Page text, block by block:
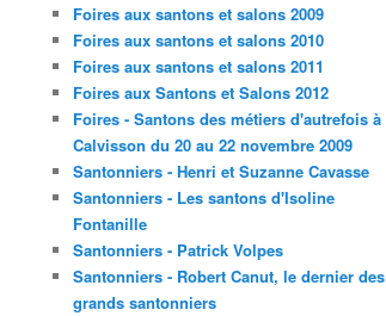
Foires aux santons et salons 2009
Foires aux santons et salons 2010
Foires aux santons et salons 2011
Foires aux Santons et Salons 2012
Foires - Santons des métiers d'autrefois à
Calvisson du 20 au 22 novembre 2009
Santonniers - Henri et Suzanne Cavasse
Santonniers - Les santons d'Isoline
Fontanille
Santonniers - Patrick Volpes
Santonniers - Robert Canut, le dernier des
grands santonniers